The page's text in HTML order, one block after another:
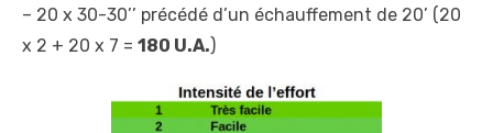
– 20 x 30-30’’ précédé d’un échauffement de 20’ (20
x 2 + 20 x 7 = 180 U.A.)